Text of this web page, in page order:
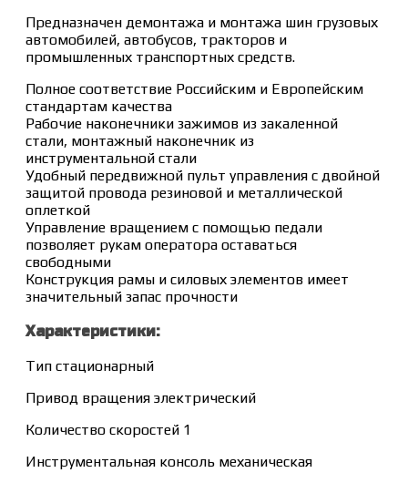
Предназначен демонтажа и монтажа шин грузовых
автомобилей, автобусов, тракторов и
промышленных транспортных средств.
Полное соответствие Российским и Европейским
стандартам качества
Рабочие наконечники зажимов из закаленной
стали, монтажный наконечник из
инструментальной стали
Удобный передвижной пульт управления с двойной
защитой провода резиновой и металлической
оплеткой
Управление вращением с помощью педали
позволяет рукам оператора оставаться
свободными
Конструкция рамы и силовых элементов имеет
значительный запас прочности
Характеристики:
Тип стационарный
Привод вращения электрический
Количество скоростей 1
Инструментальная консоль механическая